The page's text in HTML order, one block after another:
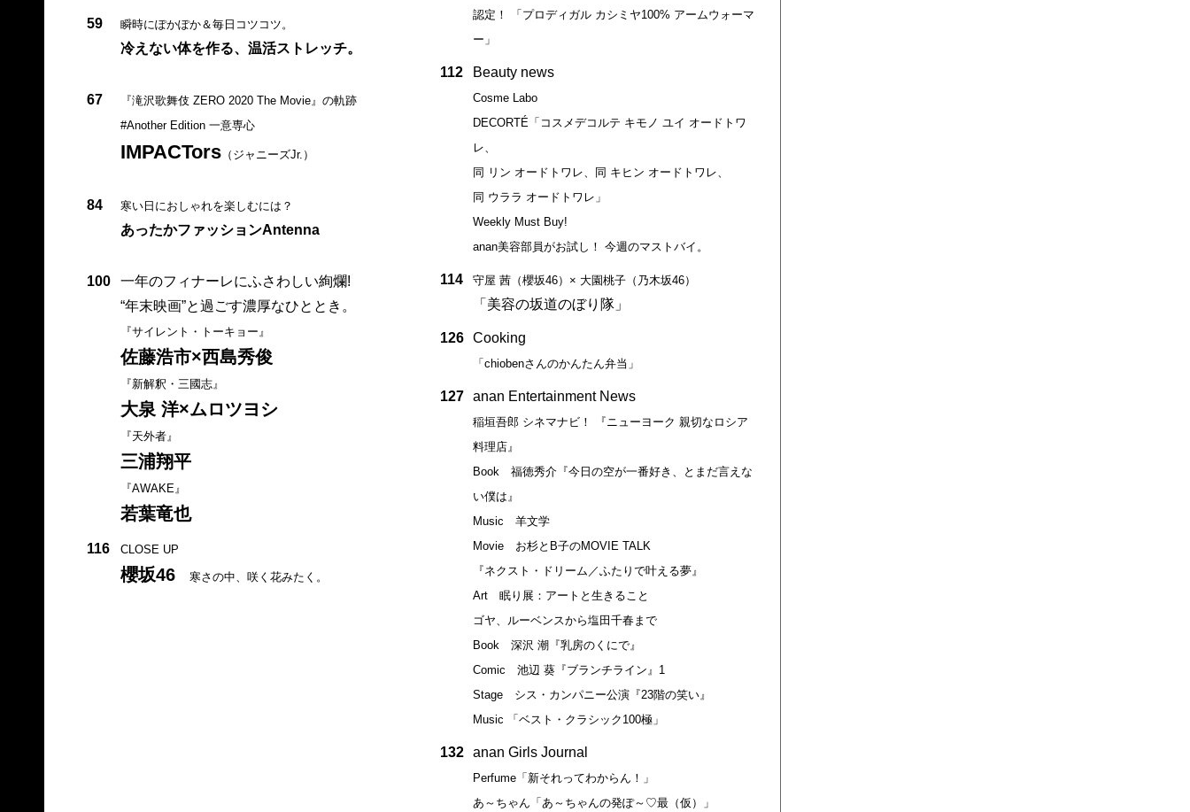
59 瞬時にぽかぽか＆毎日コツコツ。
冷えない体を作る、温活ストレッチ。
67
『滝沢歌舞伎 ZERO 2020 The Movie』の軌跡
#Another Edition 一意専心
IMPACTors（ジャニーズJr.）
84 寒い日におしゃれを楽しむには？
あったかファッションAntenna
100
一年のフィナーレにふさわしい絢爛!
“年末映画”と過ごす濃厚なひととき。
『サイレント・トーキョー』
佐藤浩市×西島秀俊
『新解釈・三國志』
大泉 洋×ムロツヨシ
『天外者』
三浦翔平
『AWAKE』
若葉竜也
116 CLOSE UP
櫻坂46 寒さの中、咲く花みたく。
認定！ 「プロディガル カシミヤ100% アームウォーマ
ー」
112 Beauty news
Cosme Labo
DECORTÉ「コスメデコルテ キモノ ユイ オードトワ
レ、
同 リン オードトワレ、同 キヒン オードトワレ、
同 ウララ オードトワレ」
Weekly Must Buy!
anan美容部員がお試し！ 今週のマストバイ。
114 守屋 茜（櫻坂46）× 大園桃子（乃木坂46）
「美容の坂道のぼり隊」
126 Cooking
「chiobenさんのかんたん弁当」
127 anan Entertainment News
稲垣吾郎 シネマナビ！ 『ニューヨーク 親切なロシア
料理店』
Book 福徳秀介『今日の空が一番好き、とまだ言えな
い僕は』
Music 羊文学
Movie お杉とB子のMOVIE TALK
『ネクスト・ドリーム／ふたりで叶える夢』
Art 眠り展：アートと生きること
ゴヤ、ルーベンスから塩田千春まで
Book 深沢 潮『乳房のくにで』
Comic 池辺 葵『ブランチライン』1
Stage シス・カンパニー公演『23階の笑い』
Music 「ベスト・クラシック100極」
132 anan Girls Journal
Perfume「新それってわからん！」
あ～ちゃん「あ～ちゃんの発ぽ～♡最（仮）」